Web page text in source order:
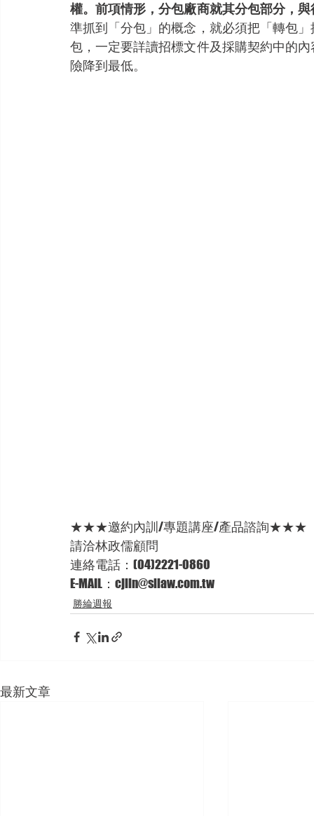
權。前項情形，分包廠商就其分包部分，
準抓到「分包」的概念，就必須把「轉包
包，一定要詳讀招標文件及採購契約中的
險降到最低。
★★★邀約內訓/專題講座/產品諮詢★★★
請洽林政儒顧問
連絡電話：(04)2221-0860
E-MAIL：cjlin@sllaw.com.tw
勝綸週報
最新文章